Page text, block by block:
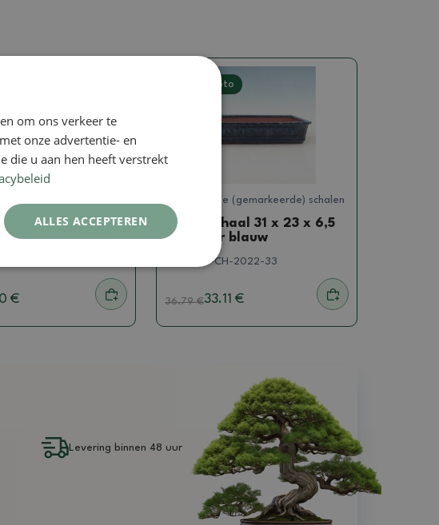
21 x 17 x 5
€
Echte foto
Gesigneerde (gemarkeerde) schalen
Bonsaischaal 31 x 23 x 6,5
cm, kleur blauw
1167-CH-2022-33
36.79€33.11 €
Levering binnen 48 uur
om ons verkeer te
onze advertentie- en
die u aan hen heeft verstrekt
ALLES ACCEPTEREN